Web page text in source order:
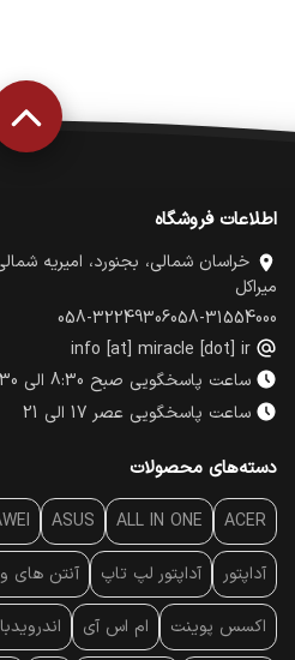
اطلاعات فروشگاه
خراسان شمالی، بجنورد، امیریه
میراکل
058-31554000
058-32249306
info [at] miracle [dot] ir
ساعت پاسخگویی صبح 8:30 الی 13:30
ساعت پاسخگویی عصر 17 الی 21
دسته‌های محصولات
ACER
ALL IN ONE
ASUS
آداپتور آداپتور لپ تاپ آنتن‌ های
اکسس پوینت ام اس آی